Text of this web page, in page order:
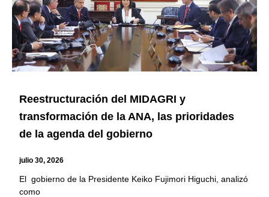
Reestructuración del MIDAGRI y
transformación de la ANA, las prioridades
de la agenda del gobierno
julio 30, 2026
El gobierno de la Presidente Keiko Fujimori Higuchi, analizó
como